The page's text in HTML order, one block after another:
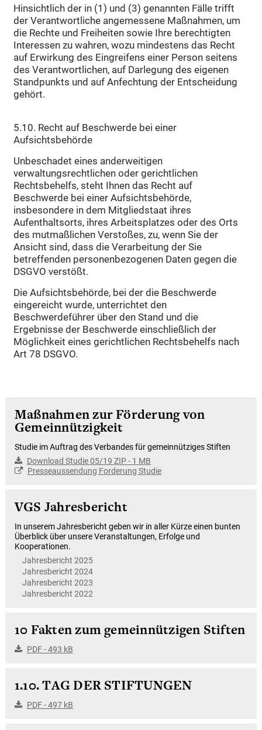
Hinsichtlich der in (1) und (3) genannten Fälle trifft
der Verantwortliche angemessene Maßnahmen, um
die Rechte und Freiheiten sowie Ihre berechtigten
Interessen zu wahren, wozu mindestens das Recht
auf Erwirkung des Eingreifens einer Person seitens
des Verantwortlichen, auf Darlegung des eigenen
Standpunkts und auf Anfechtung der Entscheidung
gehört.
5.10. Recht auf Beschwerde bei einer
Aufsichtsbehörde
Unbeschadet eines anderweitigen
verwaltungsrechtlichen oder gerichtlichen
Rechtsbehelfs, steht Ihnen das Recht auf
Beschwerde bei einer Aufsichtsbehörde,
insbesondere in dem Mitgliedstaat ihres
Aufenthaltsorts, ihres Arbeitsplatzes oder des Orts
des mutmaßlichen Verstoßes, zu, wenn Sie der
Ansicht sind, dass die Verarbeitung der Sie
betreffenden personenbezogenen Daten gegen die
DSGVO verstößt.
Die Aufsichtsbehörde, bei der die Beschwerde
eingereicht wurde, unterrichtet den
Beschwerdeführer über den Stand und die
Ergebnisse der Beschwerde einschließlich der
Möglichkeit eines gerichtlichen Rechtsbehelfs nach
Art 78 DSGVO.
Maßnahmen zur Förderung von
Gemeinnützigkeit
Studie im Auftrag des Verbandes für gemeinnütziges Stiften
Download Studie 05/19 ZIP - 1 MB
Presseaussendung Forderung Studie
VGS Jahresbericht
In unserem Jahresbericht geben wir in aller Kürze einen bunten
Überblick über unsere Veranstaltungen, Erfolge und
Kooperationen.
Jahresbericht 2025
Jahresbericht 2024
Jahresbericht 2023
Jahresbericht 2022
10 Fakten zum gemeinnützigen Stiften
PDF - 493 kB
1.10. TAG DER STIFTUNGEN
PDF - 497 kB